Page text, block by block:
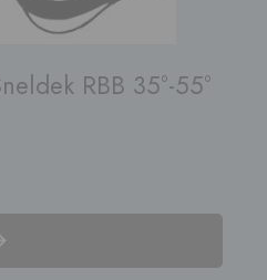
RBB 35°-55°